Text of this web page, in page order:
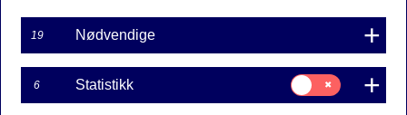
første skyskraper. Byggelånet er det største i
Nordeas historie.
19 Nødvendige
6 Statistikk
Samtykke
til:
Statistikk